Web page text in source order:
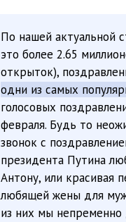
По нашей актуальной
это более 2.65
открыток),
одни из самых
голосовых
февраля. Будь то
звонок с
президента Путина
Антону, или красивая
любящей жены для
из них мы непременно